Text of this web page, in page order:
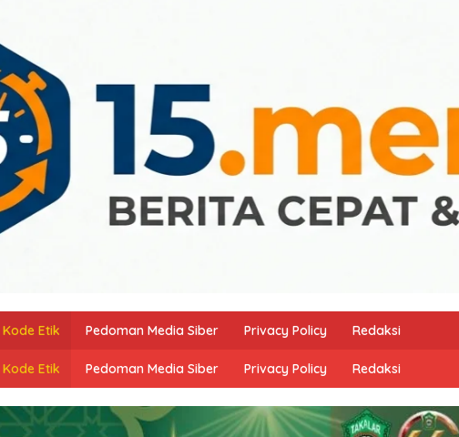
Kode Etik Pedoman Media Siber Privacy Policy Redaksi
Kode Etik Pedoman Media Siber Privacy Policy Redaksi